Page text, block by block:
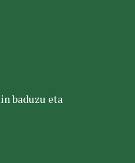
baduzu eta